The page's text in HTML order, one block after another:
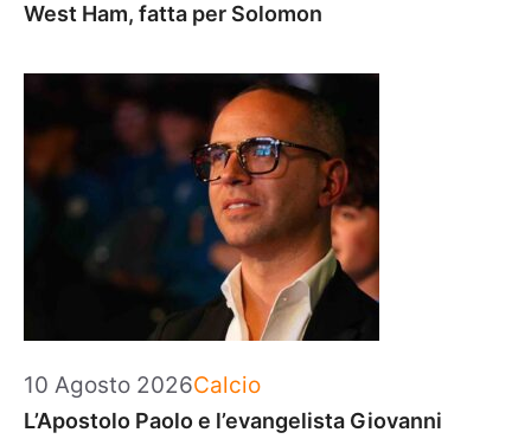
West Ham, fatta per Solomon
10 Agosto 2026Categorie
Calcio
L’Apostolo Paolo e l’evangelista Giovanni